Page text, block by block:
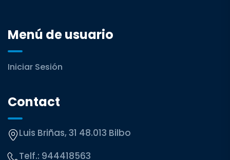
Menú de usuario
Iniciar Sesión
Contact
Luis Briñas, 31 48.013 Bilbo
Telf.: 944418563